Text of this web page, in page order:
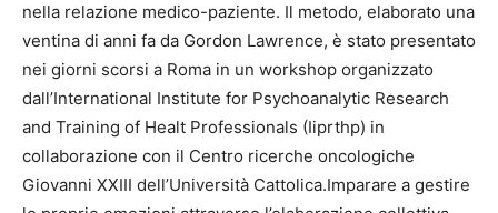
nella relazione medico-paziente. Il metodo, elaborato una
ventina di anni fa da Gordon Lawrence, è stato presentato
nei giorni scorsi a Roma in un workshop organizzato
dall’International Institute for Psychoanalytic Research
and Training of Healt Professionals (Iiprthp) in
collaborazione con il Centro ricerche oncologiche
Giovanni XXIII dell’Università Cattolica.Imparare a gestire